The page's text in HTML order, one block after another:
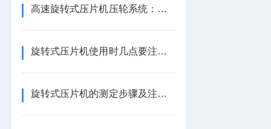
高速旋转式压片机压轮系统：静压与动压轴承的承载能力
旋转式压片机使用时几点要注意的地方
旋转式压片机的测定步骤及注意事项